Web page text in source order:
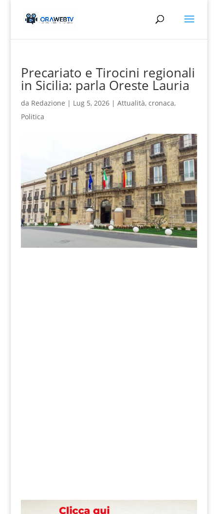
Precariato e Tirocini regionali
in Sicilia: parla Oreste Lauria
da Redazione | Lug 5, 2026| Attualità, cronaca,
Politica